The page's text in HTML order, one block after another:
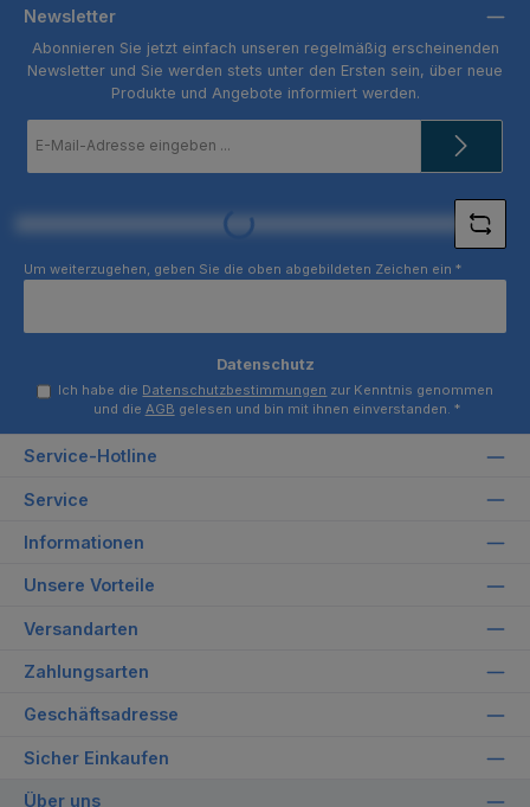
Newsletter
Abonnieren Sie jetzt einfach unseren regelmäßig erscheinenden
Newsletter und Sie werden stets unter den Ersten sein, über neue
Produkte und Angebote informiert werden.
Mail-
Loading...
Um weiterzugehen, geben Sie die oben abgebildeten Zeichen ein *
Datenschutz
Ich habe die Datenschutzbestimmungen zur Kenntnis genommen
und die AGB gelesen und bin mit ihnen einverstanden. *
Service-Hotline
Service
Informationen
Unsere Vorteile
Versandarten
Zahlungsarten
Geschäftsadresse
Sicher Einkaufen
Über uns